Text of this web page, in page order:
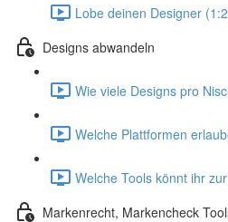
Lobe deinen Designer
Designs abwandeln
Wie viele Designs pro
Welche Plattformen
Welche Tools könnt ihr
Markenrecht, Markencheck